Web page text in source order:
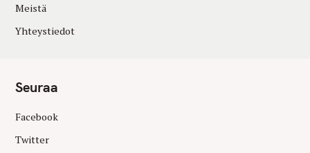
Meistä
Yhteystiedot
Seuraa
Facebook
Twitter